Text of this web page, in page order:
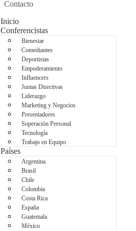
Contacto
Inicio
Conferencistas
Bienestar
Comediantes
Deportistas
Empoderamiento
Influencers
Juntas Directivas
Liderazgo
Marketing y Negocios
Presentadores
Superación Personal
Tecnología
Trabajo en Equipo
Países
Argentina
Brasil
Chile
Colombia
Costa Rica
España
Guatemala
México